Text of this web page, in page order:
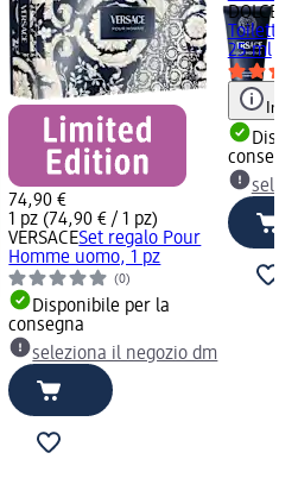
74,90 €
1 pz (74,90 € / 1 pz)
VERSACESet regalo Pour
Homme uomo, 1 pz
(0)
Disponibile per la
consegna
seleziona il negozio dm
Toilette
25 ml